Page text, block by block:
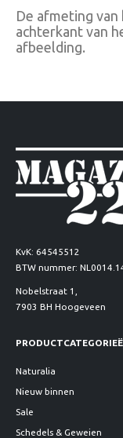
De afmeting van
achterkant van
afbeelding.
KvK: 64545512
BTW nummer:
Nobelstraat 1,
7903 BH Hoogeveen
Naturalia
Nieuw binnen
Sale
Schedels & Geweien